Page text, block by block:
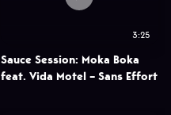
3:25
Sauce Session: Moka Boka
feat. Vida Motel – Sans Effort